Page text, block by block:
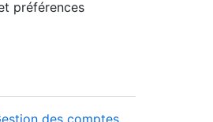
préférences